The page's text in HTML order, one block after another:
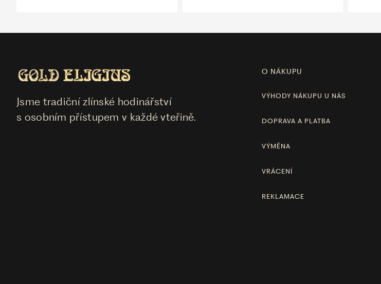
Jsme tradiční zlínské hodinářství
s osobním přístupem v každé vteřině.
O NÁKUPU
VÝHODY NÁKUPU U NÁS
DOPRAVA A PLATBA
VÝMĚNA
VRÁCENÍ
REKLAMACE